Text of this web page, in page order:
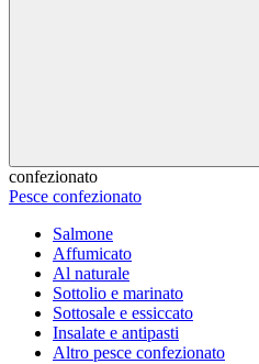
confezionato
Pesce confezionato
Salmone
Affumicato
Al naturale
Sottolio e marinato
Sottosale e essiccato
Insalate e antipasti
Altro pesce confezionato